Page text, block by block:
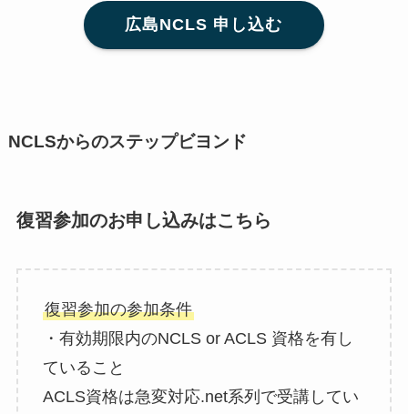
広島NCLS 申し込む
NCLSからのステップビヨンド
復習参加のお申し込みはこちら
復習参加の参加条件
・有効期限内のNCLS or ACLS 資格を有し
ていること
ACLS資格は急変対応.net系列で受講してい